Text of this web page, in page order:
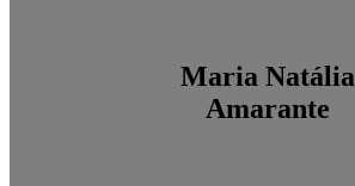
Maria Natália
Amarante